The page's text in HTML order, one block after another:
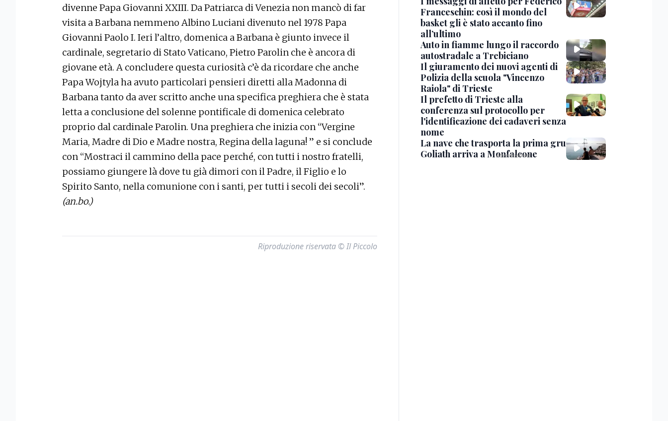
divenne Papa Giovanni XXIII. Da Patriarca di Venezia non mancò di far
visita a Barbana nemmeno Albino Luciani divenuto nel 1978 Papa
Giovanni Paolo I. Ieri l’altro, domenica a Barbana è giunto invece il
cardinale, segretario di Stato Vaticano, Pietro Parolin che è ancora di
giovane età. A concludere questa curiosità c’è da ricordare che anche
Papa Wojtyla ha avuto particolari pensieri diretti alla Madonna di
Barbana tanto da aver scritto anche una specifica preghiera che è stata
letta a conclusione del solenne pontificale di domenica celebrato
proprio dal cardinale Parolin. Una preghiera che inizia con “Vergine
Maria, Madre di Dio e Madre nostra, Regina della laguna! ” e si conclude
con “Mostraci il cammino della pace perché, con tutti i nostro fratelli,
possiamo giungere là dove tu già dimori con il Padre, il Figlio e lo
Spirito Santo, nella comunione con i santi, per tutti i secoli dei secoli”.
(an.bo.)
Riproduzione riservata © Il Piccolo
Franceschin: così il mondo del
basket gli è stato accanto fino
all’ultimo
Auto in fiamme lungo il raccordo
autostradale a Trebiciano
Il giuramento dei nuovi agenti di
Polizia della scuola "Vincenzo
Raiola" di Trieste
Il prefetto di Trieste alla
conferenza sul protocollo per
l'identificazione dei cadaveri senza
nome
La nave che trasporta la prima gru
Goliath arriva a Monfalcone